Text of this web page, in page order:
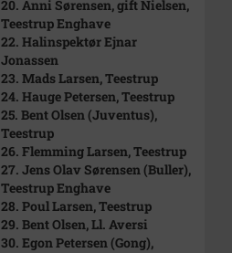
20. Anni Sørensen, gift Nielsen,
Teestrup Enghave
22. Halinspektør Ejnar
Jonassen
23. Mads Larsen, Teestrup
24. Hauge Petersen, Teestrup
25. Bent Olsen (Juventus),
Teestrup
26. Flemming Larsen, Teestrup
27. Jens Olav Sørensen (Buller),
Teestrup Enghave
28. Poul Larsen, Teestrup
29. Bent Olsen, Ll. Aversi
30. Egon Petersen (Gong),